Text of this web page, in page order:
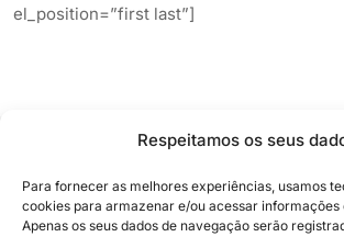
Respeitamos os seus
Para fornecer as melhores experiências, usamos
cookies para armazenar e/ou acessar informações
Apenas os seus dados de navegação serão
el_position=”first last”]